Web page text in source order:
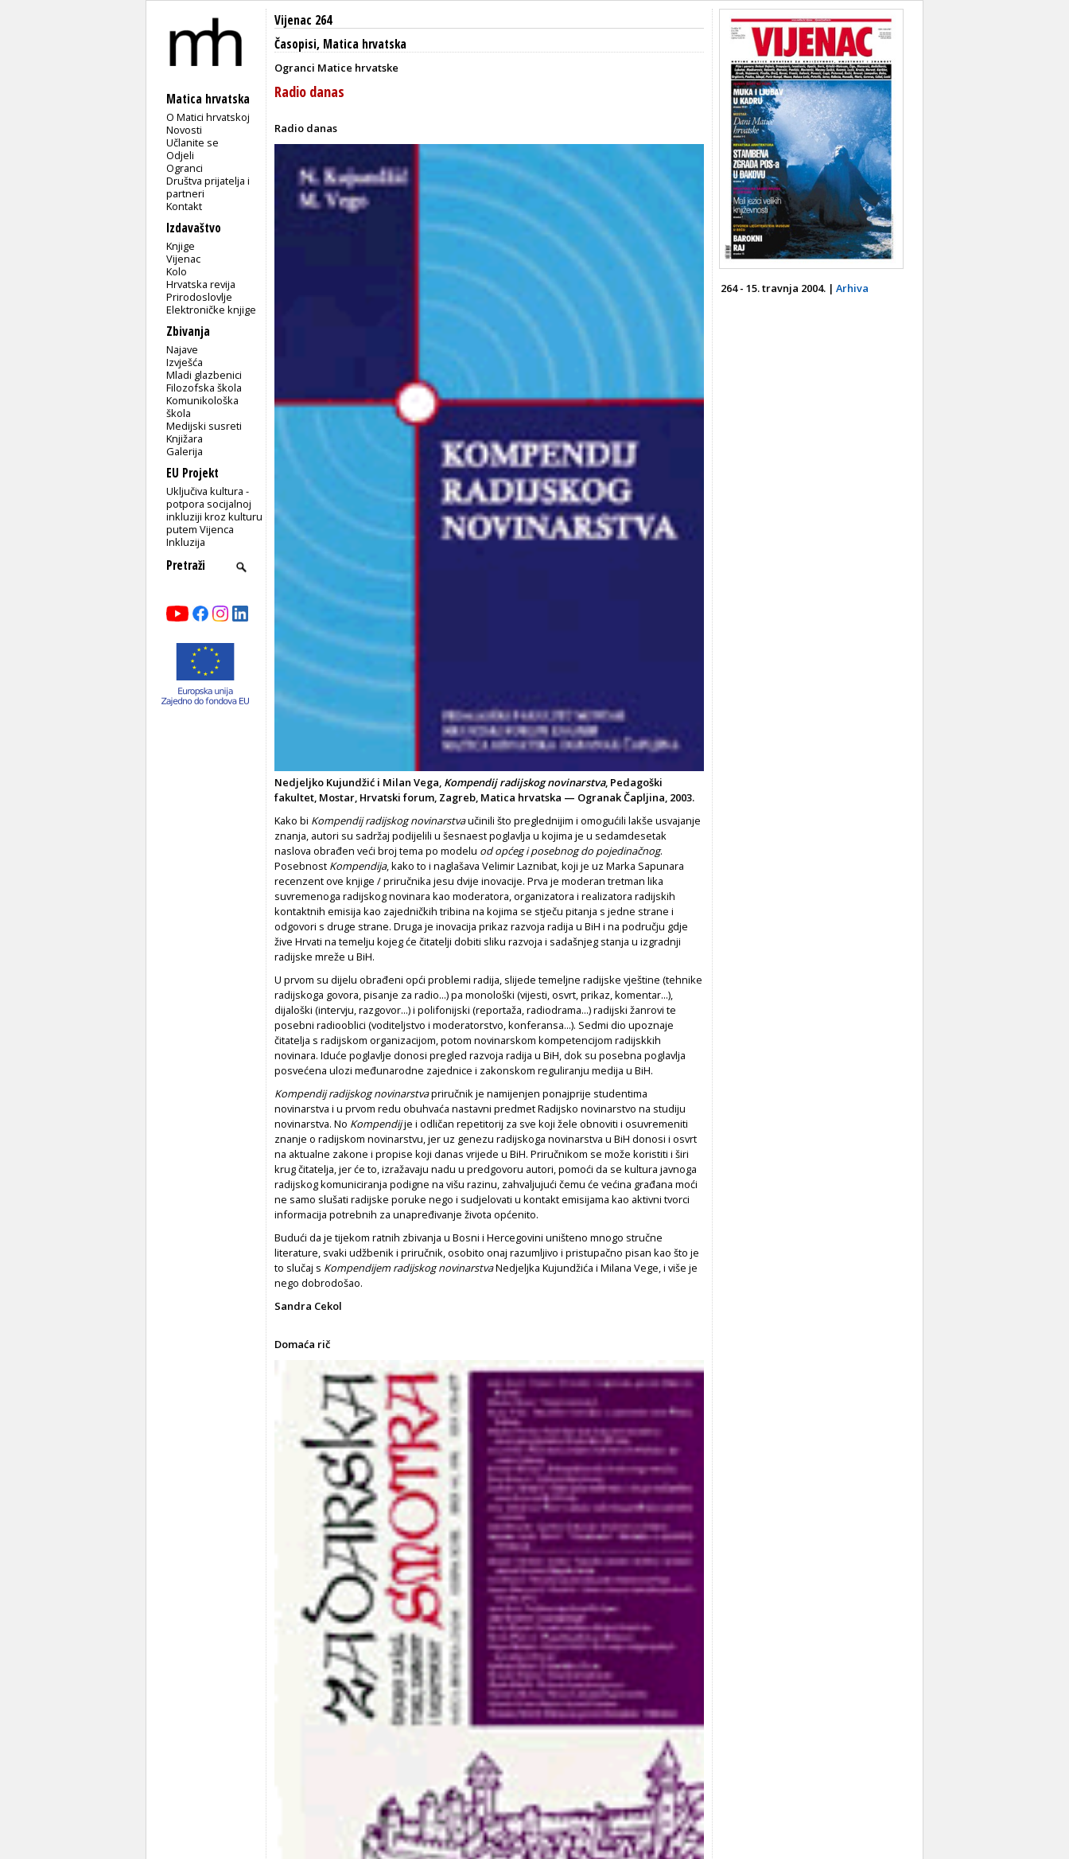
Matica hrvatska
O Matici hrvatskoj
Novosti
Učlanite se
Odjeli
Ogranci
Društva prijatelja i
partneri
Kontakt
Izdavaštvo
Knjige
Vijenac
Kolo
Hrvatska revija
Prirodoslovlje
Elektroničke knjige
Zbivanja
Najave
Izvješća
Mladi glazbenici
Filozofska škola
Komunikološka
škola
Medijski susreti
Knjižara
Galerija
EU Projekt
Uključiva kultura -
potpora socijalnoj
inkluziji kroz kulturu
putem Vijenca
Inkluzija
Vijenac 264
Časopisi, Matica hrvatska
Ogranci Matice hrvatske
Radio danas
Radio danas
Nedjeljko Kujundžić i Milan Vega, Kompendij radijskog novinarstva, Pedagoški
fakultet, Mostar, Hrvatski forum, Zagreb, Matica hrvatska — Ogranak Čapljina, 2003.
Kako bi Kompendij radijskog novinarstvaučinili što preglednijim i omogućili lakše usvajanje
znanja, autori su sadržaj podijelili u šesnaest poglavlja u kojima je u sedamdesetak
naslova obrađen veći broj tema po modelu od općeg i posebnog do pojedinačnog.
Posebnost Kompendija, kako to i naglašava Velimir Laznibat, koji je uz Marka Sapunara
recenzent ove knjige / priručnika jesu dvije inovacije. Prva je moderan tretman lika
suvremenoga radijskog novinara kao moderatora, organizatora i realizatora radijskih
kontaktnih emisija kao zajedničkih tribina na kojima se stječu pitanja s jedne strane i
odgovori s druge strane. Druga je inovacija prikaz razvoja radija u BiH i na području gdje
žive Hrvati na temelju kojeg će čitatelji dobiti sliku razvoja i sadašnjeg stanja u izgradnji
radijske mreže u BiH.
U prvom su dijelu obrađeni opći problemi radija, slijede temeljne radijske vještine (tehnike
radijskoga govora, pisanje za radio...) pa monološki (vijesti, osvrt, prikaz, komentar...),
dijaloški (intervju, razgovor...) i polifonijski (reportaža, radiodrama...) radijski žanrovi te
posebni radiooblici (voditeljstvo i moderatorstvo, konferansa...). Sedmi dio upoznaje
čitatelja s radijskom organizacijom, potom novinarskom kompetencijom radijskkih
novinara. Iduće poglavlje donosi pregled razvoja radija u BiH, dok su posebna poglavlja
posvećena ulozi međunarodne zajednice i zakonskom reguliranju medija u BiH.
Kompendij radijskog novinarstvapriručnik je namijenjen ponajprije studentima
novinarstva i u prvom redu obuhvaća nastavni predmet Radijsko novinarstvo na studiju
novinarstva. No Kompendijje i odličan repetitorij za sve koji žele obnoviti i osuvremeniti
znanje o radijskom novinarstvu, jer uz genezu radijskoga novinarstva u BiH donosi i osvrt
na aktualne zakone i propise koji danas vrijede u BiH. Priručnikom se može koristiti i širi
krug čitatelja, jer će to, izražavaju nadu u predgovoru autori, pomoći da se kultura javnoga
radijskog komuniciranja podigne na višu razinu, zahvaljujući čemu će većina građana moći
ne samo slušati radijske poruke nego i sudjelovati u kontakt emisijama kao aktivni tvorci
informacija potrebnih za unapređivanje života općenito.
Budući da je tijekom ratnih zbivanja u Bosni i Hercegovini uništeno mnogo stručne
literature, svaki udžbenik i priručnik, osobito onaj razumljivo i pristupačno pisan kao što je
to slučaj s Kompendijem radijskog novinarstvaNedjeljka Kujundžića i Milana Vege, i više je
nego dobrodošao.
Sandra Cekol
Domaća rič
264 - 15. travnja 2004. | Arhiva